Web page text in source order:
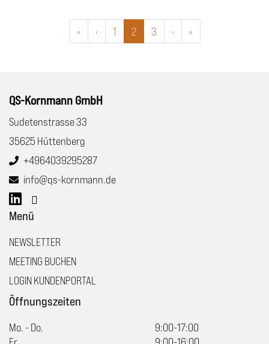
« ‹ 1 2 3 › »
QS-Kornmann GmbH
Sudetenstrasse 33
35625 Hüttenberg
+4964039295287
info@qs-kornmann.de
Menü
NEWSLETTER
MEETING BUCHEN
LOGIN KUNDENPORTAL
Öffnungszeiten
Mo. - Do.
9:00-17:00